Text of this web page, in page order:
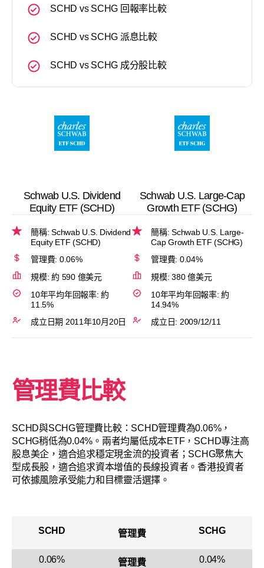
SCHD vs SCHG 回報率比較
SCHD vs SCHG 派息比較
SCHD vs SCHG 成分股比較
Schwab U.S. Dividend
Equity ETF (SCHD)
簡稱: Schwab U.S. Dividend
Equity ETF (SCHD)
管理費: 0.06%
規模: 約 590 億美元
10年平均年回報率: 約
11.5%
成立日期 2011年10月20日
Schwab U.S. Large-Cap
Growth ETF (SCHG)
簡稱: Schwab U.S. Large-
Cap Growth ETF (SCHG)
管理費: 0.04%
規模: 380 億美元
10年平均年回報率: 約
14.94%
成立日: 2009/12/11
管理費比較
SCHD與SCHG管理費比較：SCHD管理費為0.06%，
SCHG稍低為0.04%。兩者均屬低成本ETF，SCHD專注高
股息美企，適合追求穩定現金流的投資者；SCHG聚焦大
型成長股，適合追求資本增值的長線投資者。香港投資者
可依據風險承受能力和目標靈活選擇。
SCHD 管理費 SCHG
0.06% 管理費 0.04%